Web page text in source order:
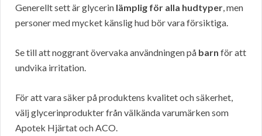
Generellt sett är glycerin lämplig för alla hudtyper, men
personer med mycket känslig hud bör vara försiktiga.
Se till att noggrant övervaka användningen på barn för att
undvika irritation.
För att vara säker på produktens kvalitet och säkerhet,
välj glycerinprodukter från välkända varumärken som
Apotek Hjärtat och ACO.